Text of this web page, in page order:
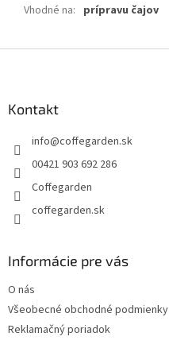
Vhodné na: prípravu čajov
Kontakt
info@coffegarden.sk
00421 903 692 286
Coffegarden
coffegarden.sk
Informácie pre vás
O nás
Všeobecné obchodné podmienky
Reklamačný poriadok